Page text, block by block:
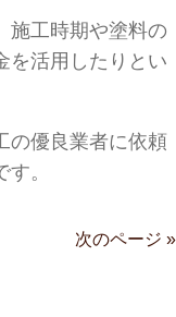
施工時期や塗料の
を活用したりとい
の優良業者に依頼
。
次のページ »